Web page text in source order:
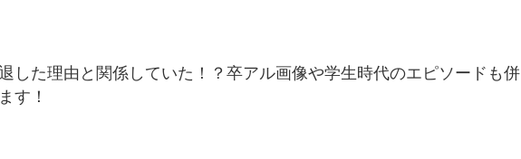
した理由と関係していた！？卒アル画像や学生時代のエピソードも併
す！